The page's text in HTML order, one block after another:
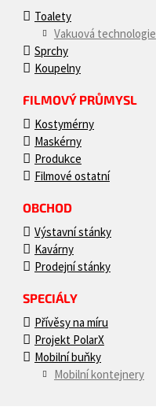
Toalety
Vakuová technologie
Sprchy
Koupelny
FILMOVÝ PRŮMYSL
Kostymérny
Maskérny
Produkce
Filmové ostatní
OBCHOD
Výstavní stánky
Kavárny
Prodejní stánky
SPECIÁLY
Přívěsy na míru
Projekt PolarX
Mobilní buňky
Mobilní kontejnery